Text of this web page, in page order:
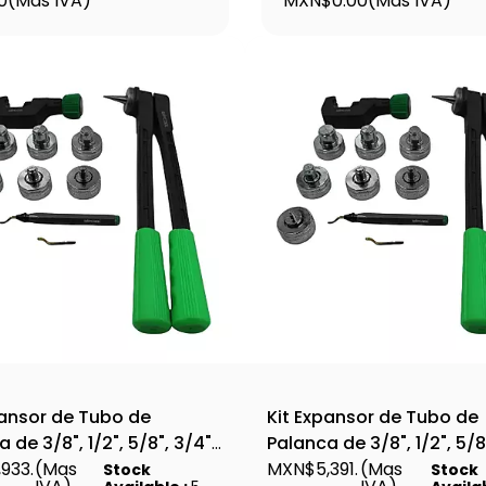
de Tubo de
de 3/8", 1/2", 5/8", 3/4",
8" - WIP-HE-7
(Mas
Stock
Kit Expansor de Tubo de
Palanca de 3/8", 1/2", 5/
7/8", 1-1/8", 1-1/4", 1-3/8",
MXN$5,391.(Mas
Stock